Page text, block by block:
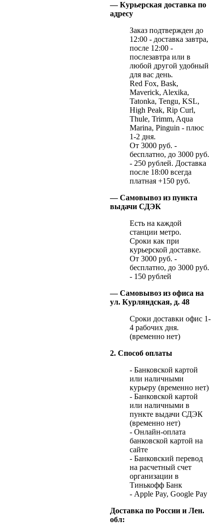
— Курьерская доставка по
адресу
Заказ подтвержден до
12:00 - доставка завтра,
после 12:00 -
послезавтра или в
любой другой удобный
для вас день.
Red Fox, Bask,
Maverick, Alexika,
Tatonka, Tengu, KSL,
High Peak, Rip Curl,
Thule, Trimm, Aqua
Marina, Pinguin - плюс
1-2 дня.
От 3000 руб. -
бесплатно, до 3000 руб.
- 250 рублей. Доставка
после 18:00 всегда
платная +150 руб.
— Самовывоз из пункта
выдачи СДЭК
Есть на каждой
станции метро.
Сроки как при
курьерской доставке.
От 3000 руб. -
бесплатно, до 3000 руб.
- 150 рублей
— Самовывоз из офиса на
ул. Курляндская, д. 48
Сроки доставки офис 1-
4 рабочих дня.
(временно нет)
2. Способ оплаты
- Банковской картой
или наличными
курьеру (временно нет)
- Банковской картой
или наличными в
пункте выдачи СДЭК
(временно нет)
- Онлайн-оплата
банковской картой на
сайте
- Банковский перевод
на расчетный счет
организации в
Тинькофф Банк
- Apple Pay, Google Pay
Доставка по России и Лен.
обл: